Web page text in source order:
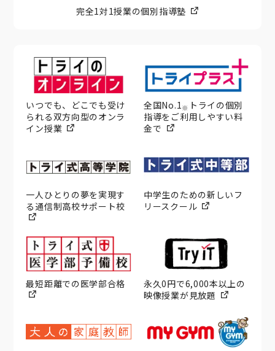
完全1対1授業の個別指導塾
いつでも、どこでも受け
られる双方向型のオンラ
イン授業
全国No.1※ トライの個別
指導をご利用しやすい料
金で
一人ひとりの夢を実現す
る通信制高校サポート校
中学生のための新しいフ
リースクール
最短距離での医学部合格
永久0円で6,000本以上の
映像授業が見放題